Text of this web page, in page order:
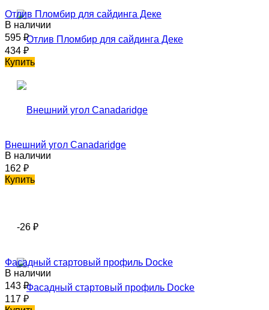
Отлив Пломбир для сайдинга Деке
В наличии
595 ₽
434 ₽
Купить
Внешний угол Саnadaridge
В наличии
162 ₽
Купить
-26 ₽
Фасадный стартовый профиль Docke
В наличии
143 ₽
117 ₽